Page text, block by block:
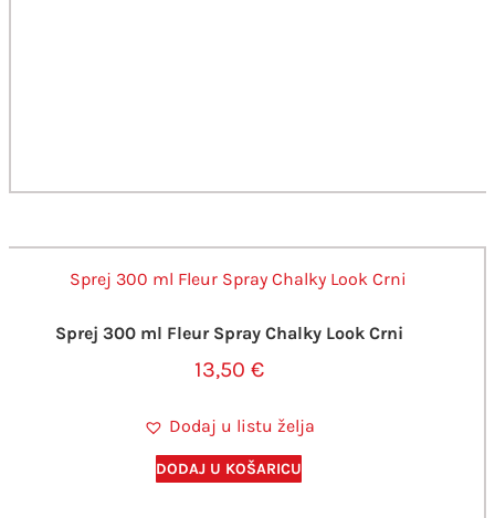
Sprej 300 ml Fleur Spray Chalky Look Crni
13,50 €
Dodaj u listu želja
DODAJ U KOŠARICU